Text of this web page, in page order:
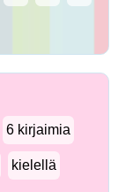
6 kirjaimia
kielellä